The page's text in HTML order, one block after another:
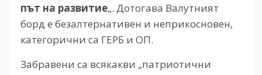
път на развитие„. Дотогава Валутният
борд е безалтернативен и неприкосновен,
категорични са ГЕРБ и ОП.
Забравени са всякакви „патриотични